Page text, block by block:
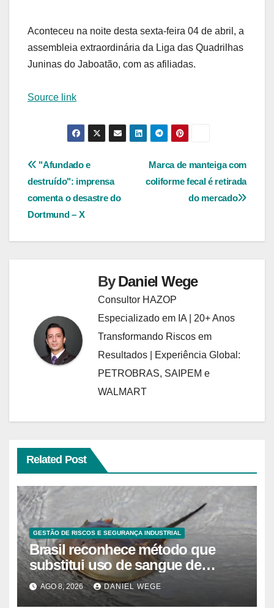
Aconteceu na noite desta sexta-feira 04 de abril, a
assembleia extraordinária da Liga das Quadrilhas
Juninas do Jaboatão, com as afiliadas.
Source link
Navegação
de
Post
Marca de manteiga com
coliforme fecal é retirada
do mercado
"Afundado e
destruído": imprensa
comenta o desastre do
Dortmund – X
ByDaniel Wege
Consultor HAZOP
Especializado em IA | 20+ Anos
Transformando Riscos em
Resultados | Experiência Global:
PETROBRAS, SAIPEM e
WALMART
Related Post
GESTÃO DE RISCOS E SEGURANÇA INDUSTRIAL
Brasil reconhece método que
substitui uso de sangue de
caranguejo-ferradura em testes
farmacêuticos
AGO 8, 2026 DANIEL WEGE